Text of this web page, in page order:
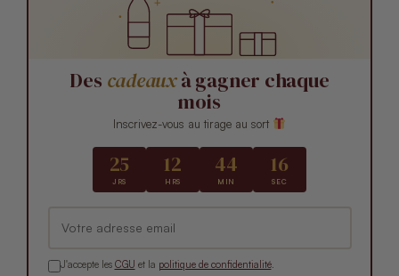
Des cadeauxà gagner chaque
mois
Inscrivez-vous au tirage au sort
25
JRS
12
HRS
44
MIN
15
SEC
J'accepte les CGU et la politique de confidentialité.